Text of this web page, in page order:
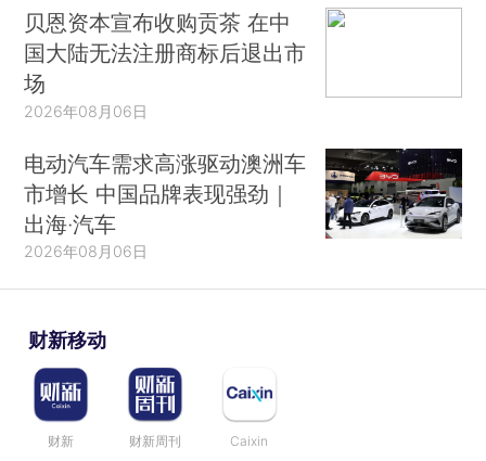
贝恩资本宣布收购贡茶 在中
国大陆无法注册商标后退出市
场
2026年08月06日
电动汽车需求高涨驱动澳洲车
市增长 中国品牌表现强劲｜
出海·汽车
2026年08月06日
财新移动
财新 财新周刊 Caixin